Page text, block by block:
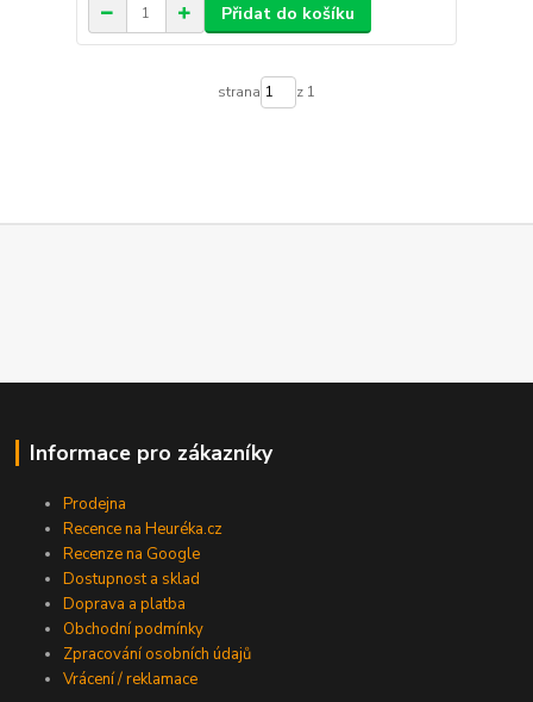
Přidat do košíku
strana z 1
Informace pro zákazníky
Prodejna
Recence na Heuréka.cz
Recenze na Google
Dostupnost a sklad
Doprava a platba
Obchodní podmínky
Zpracování osobních údajů
Vrácení / reklamace